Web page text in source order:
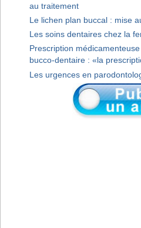
au traitement
Le lichen plan buccal : mise
Les soins dentaires chez la
Prescription
bucco-dentaire : «la
Les urgences en